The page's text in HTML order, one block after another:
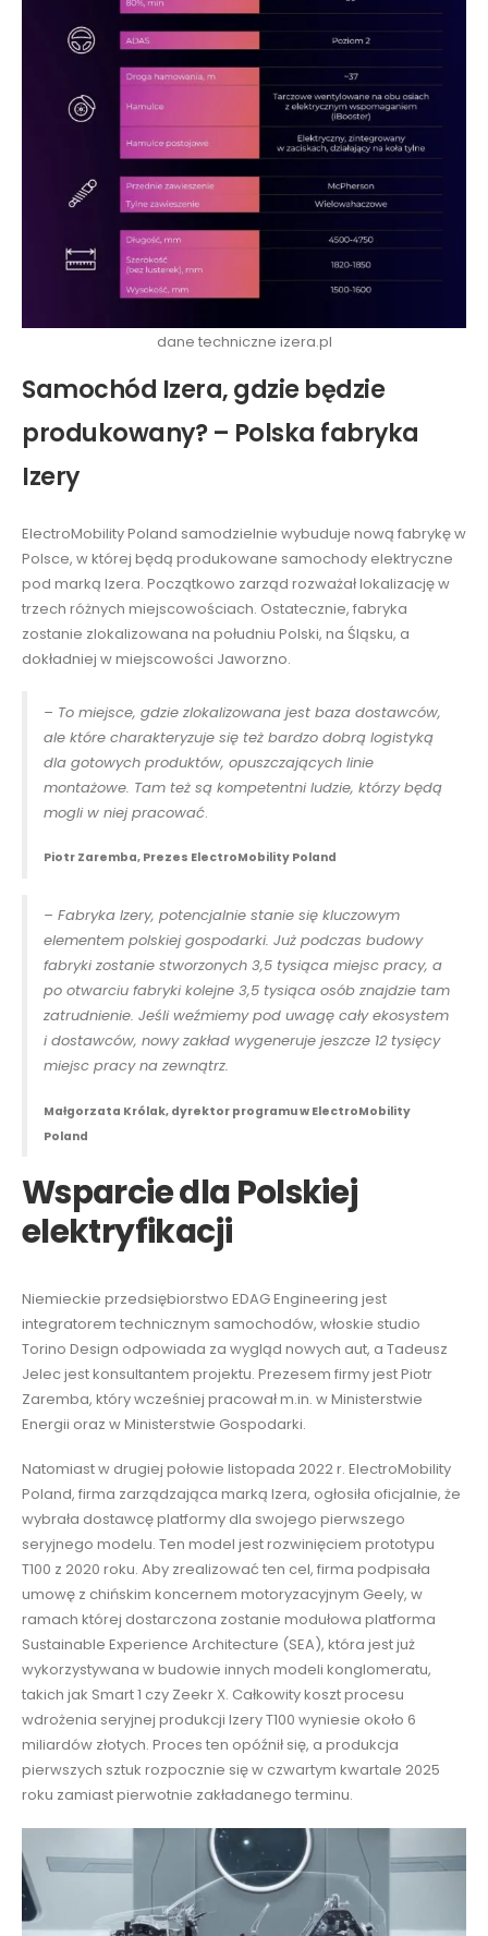
dane techniczne izera.pl
Samochód Izera, gdzie będzie
produkowany? – Polska fabryka
Izery
ElectroMobility Poland samodzielnie wybuduje nową fabrykę w
Polsce, w której będą produkowane samochody elektryczne
pod marką Izera. Początkowo zarząd rozważał lokalizację w
trzech różnych miejscowościach. Ostatecznie, fabryka
zostanie zlokalizowana na południu Polski, na Śląsku, a
dokładniej w miejscowości Jaworzno.
– To miejsce, gdzie zlokalizowana jest baza dostawców,
ale które charakteryzuje się też bardzo dobrą logistyką
dla gotowych produktów, opuszczających linie
montażowe. Tam też są kompetentni ludzie, którzy będą
mogli w niej pracować.
Piotr Zaremba, Prezes ElectroMobility Poland
– Fabryka Izery, potencjalnie stanie się kluczowym
elementem polskiej gospodarki. Już podczas budowy
fabryki zostanie stworzonych 3,5 tysiąca miejsc pracy, a
po otwarciu fabryki kolejne 3,5 tysiąca osób znajdzie tam
zatrudnienie. Jeśli weźmiemy pod uwagę cały ekosystem
i dostawców, nowy zakład wygeneruje jeszcze 12 tysięcy
miejsc pracy na zewnątrz.
Małgorzata Królak, dyrektor programu w ElectroMobility
Poland
Wsparcie dla Polskiej
elektryfikacji
Niemieckie przedsiębiorstwo EDAG Engineering jest
integratorem technicznym samochodów, włoskie studio
Torino Design odpowiada za wygląd nowych aut, a Tadeusz
Jelec jest konsultantem projektu. Prezesem firmy jest Piotr
Zaremba, który wcześniej pracował m.in. w Ministerstwie
Energii oraz w Ministerstwie Gospodarki.
Natomiast w drugiej połowie listopada 2022 r. ElectroMobility
Poland, firma zarządzająca marką Izera, ogłosiła oficjalnie, że
wybrała dostawcę platformy dla swojego pierwszego
seryjnego modelu. Ten model jest rozwinięciem prototypu
T100 z 2020 roku. Aby zrealizować ten cel, firma podpisała
umowę z chińskim koncernem motoryzacyjnym Geely, w
ramach której dostarczona zostanie modułowa platforma
Sustainable Experience Architecture (SEA), która jest już
wykorzystywana w budowie innych modeli konglomeratu,
takich jak Smart 1 czy Zeekr X. Całkowity koszt procesu
wdrożenia seryjnej produkcji Izery T100 wyniesie około 6
miliardów złotych. Proces ten opóźnił się, a produkcja
pierwszych sztuk rozpocznie się w czwartym kwartale 2025
roku zamiast pierwotnie zakładanego terminu.